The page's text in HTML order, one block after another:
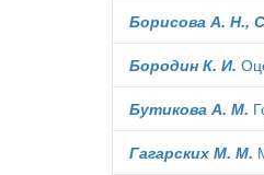
Борисова А. Н.,
Бородин К. И.
Бутикова А. М.
Гагарских М. М.